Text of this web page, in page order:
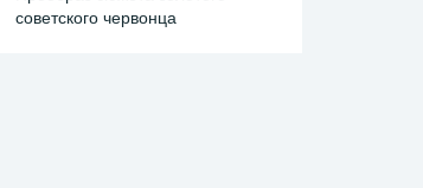
советского червонца